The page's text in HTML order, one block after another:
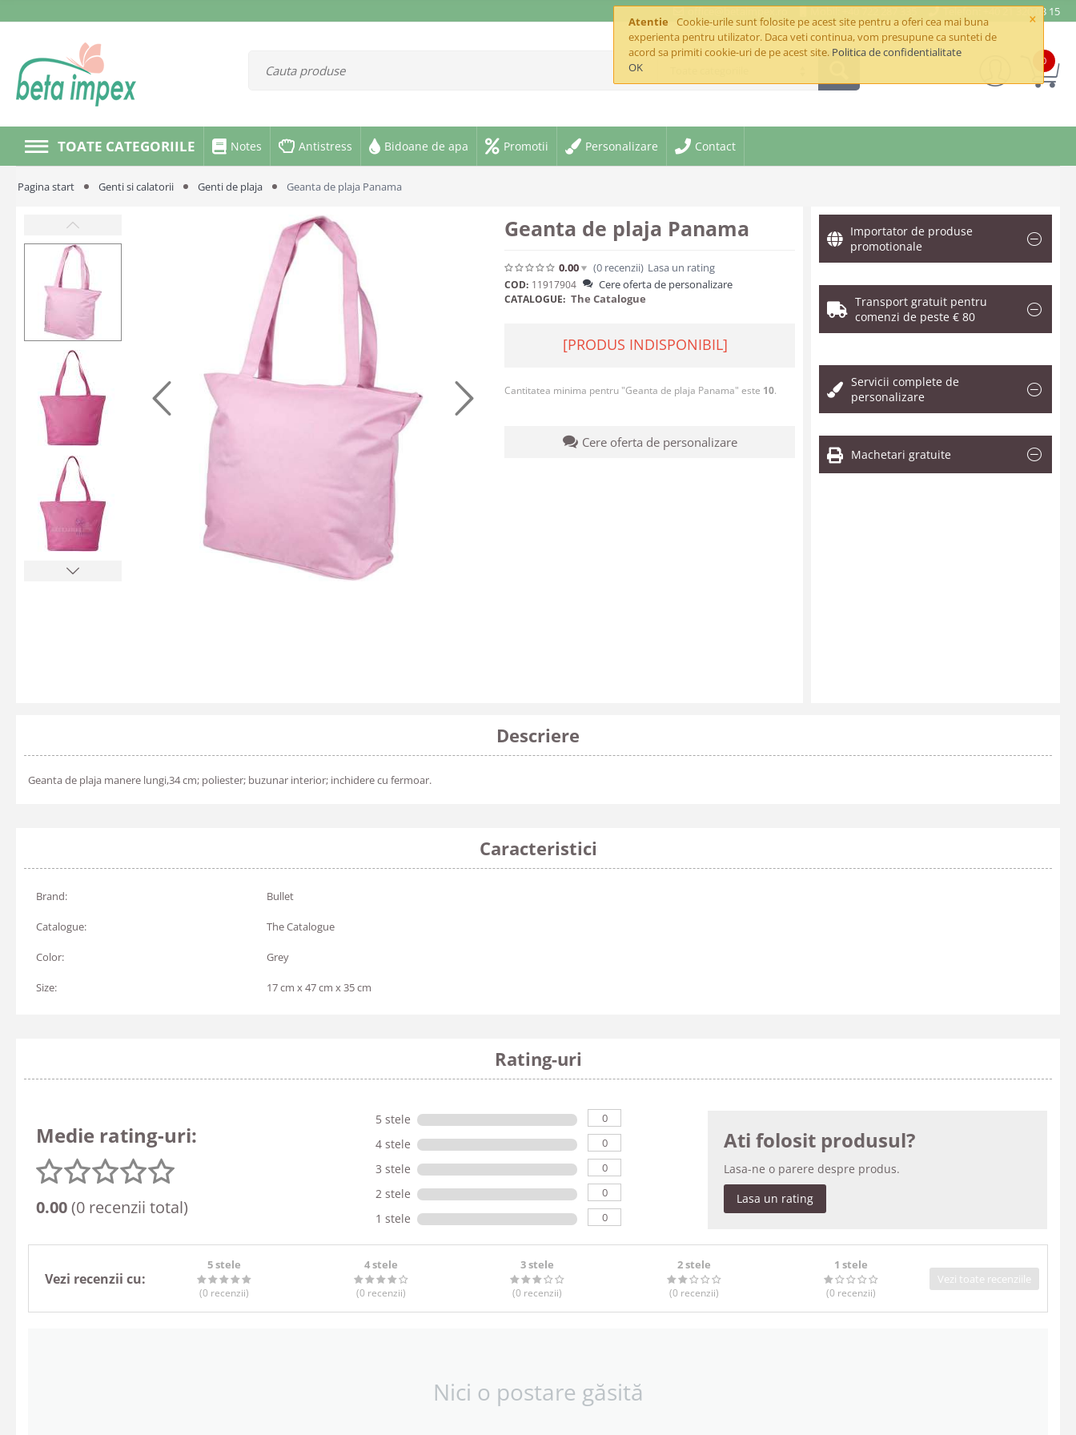
×
Atentie
Cookie-urile sunt folosite pe acest site pentru a oferi cea mai buna
experienta pentru utilizator. Daca veti continua, vom presupune ca sunteti de
acord sa primiti cookie-uri de pe acest site. Politica de confidentialitate
OK
office@betaimpex.ro Mobil: +40 722 287 335 Telefon: +40 21 320 03 15
0
TOATE CATEGORIILE Notes Antistress Bidoane de apa Promotii Personalizare Contact
Pagina start Genti si calatorii Genti de plaja Geanta de plaja Panama
Geanta de plaja Panama
0.00 (0 recenzii) Lasa un rating
COD: 11917904 Cere oferta de personalizare
CATALOGUE: The Catalogue
[PRODUS INDISPONIBIL]
Cantitatea minima pentru "Geanta de plaja Panama" este 10.
Cere oferta de personalizare
Importator de produse
promotionale
Transport gratuit pentru
comenzi de peste € 80
Servicii complete de
personalizare
Machetari gratuite
Descriere
Geanta de plaja manere lungi,34 cm; poliester; buzunar interior; inchidere cu fermoar.
Caracteristici
Brand: Bullet
Catalogue: The Catalogue
Color: Grey
Size: 17 cm x 47 cm x 35 cm
Rating-uri
Medie rating-uri:
0.00(0 recenzii total)
5 stele 0
4 stele 0
3 stele 0
2 stele 0
1 stele 0
Ati folosit produsul?
Lasa-ne o parere despre produs.
Lasa un rating
Vezi recenzii cu:
5 stele
(0 recenzii)
4 stele
(0 recenzii)
3 stele
(0 recenzii)
2 stele
(0 recenzii)
1 stele
(0 recenzii)
Vezi toate recenziile
Nici o postare găsită